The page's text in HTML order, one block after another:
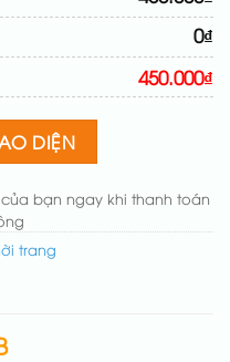
(+50.000₫)
của logo
lại đề mục menu cho
(đơn giản)
(+50.000₫)
0₫
450.000₫
DIỆN
bạn ngay khi thanh toán
trang